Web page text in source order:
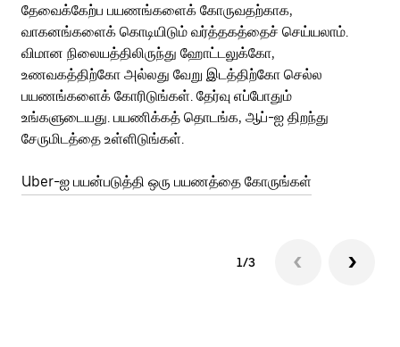
தேவைக்கேற்ப பயணங்களைக் கோருவதற்காக,
வாகனங்களைக் கொடியிடும் வர்த்தகத்தைச் செய்யலாம்.
விமான நிலையத்திலிருந்து ஹோட்டலுக்கோ,
உணவகத்திற்கோ அல்லது வேறு இடத்திற்கோ செல்ல
பயணங்களைக் கோரிடுங்கள். தேர்வு எப்போதும்
உங்களுடையது. பயணிக்கத் தொடங்க, ஆப்-ஐ திறந்து
சேருமிடத்தை உள்ளிடுங்கள்.
Uber-ஐ பயன்படுத்தி ஒரு பயணத்தை கோருங்கள்
1/3